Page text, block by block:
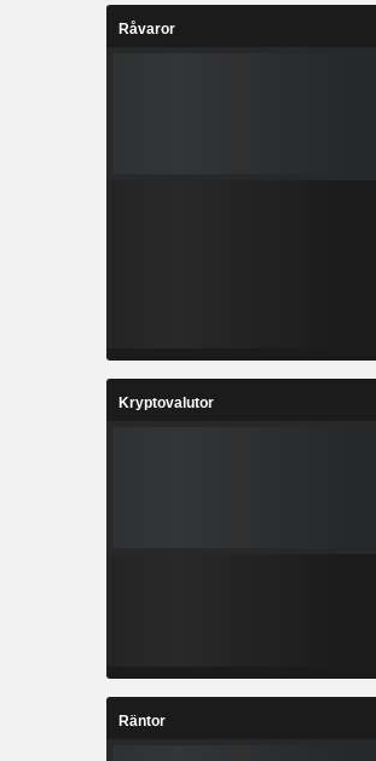
Råvaror
Kryptovalutor
Räntor